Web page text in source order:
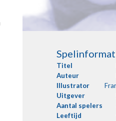
Titel
Auteur
Illustrator
Uitgever
Aantal spelers
Leeftijd